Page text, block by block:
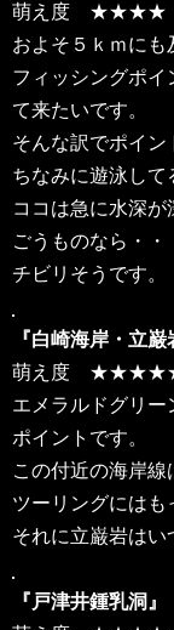
萌え度 ★★★★
およそ５ｋｍにも
フィッシングポイ
て来たいです。
そんな訳でポイン
ちなみに遊泳して
ココは急に水深
ごうものなら・・
チビリそうです。
『白崎海岸・立巌
萌え度
エメラルドグリー
ポイントです。
この付近の海岸
ツーリングにはも
それに立巌岩はい
『戸津井鍾乳洞』